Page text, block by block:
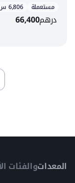
مستعملة 6,806 س
درهم66,400
المعداتوالفئات